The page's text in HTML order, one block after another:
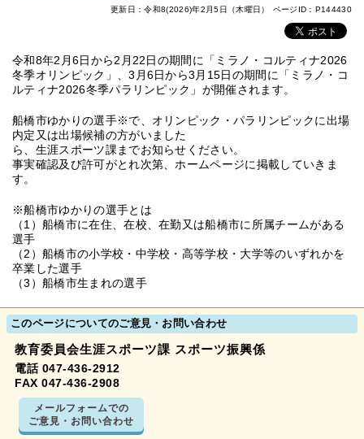
更新日：令和8(2026)年2月5日（木曜日） ページID：P144430
令和8年2月6日から2月22日の期間に「ミラノ・コルティナ2026
冬季オリンピック」、3月6日から3月15日の期間に「ミラノ・コ
ルティナ2026冬季パラリンピック」が開催されます。
船橋市ゆかりの選手※で、オリンピック・パラリンピックに出場
内定又は出場候補の方がいました
ら、生涯スポーツ課までお知らせください。
事実確認及び許可がとれ次第、ホームページに掲載していきま
す。
※船橋市ゆかりの選手とは
（1）船橋市に在住、在校、在勤又は船橋市に所属チームがある
選手
（2）船橋市の小学校・中学校・高等学校・大学等のいずれかを
卒業した選手
（3）船橋市生まれの選手
このページについてのご意見・お問い合わせ
教育委員会生涯スポーツ課 スポーツ振興係
電話 047-436-2912
FAX 047-436-2908
メールフォームでの
ご意見・お問い合わせ